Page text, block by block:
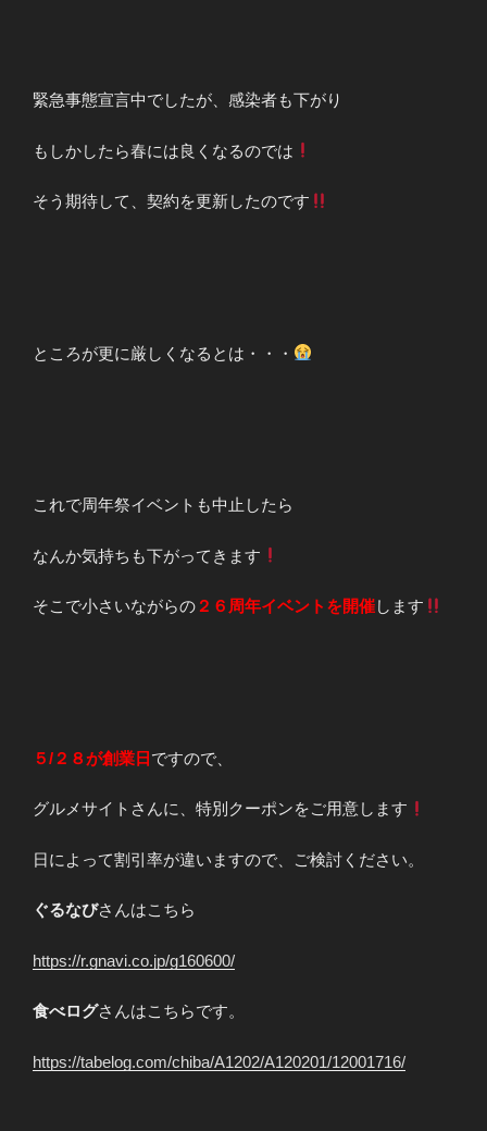
緊急事態宣言中でしたが、感染者も下がり
もしかしたら春には良くなるのでは
そう期待して、契約を更新したのです
ところが更に厳しくなるとは・・・
これで周年祭イベントも中止したら
なんか気持ちも下がってきます
そこで小さいながらの ２６周年イベントを開催します
５/２８が創業日 ですので、
グルメサイトさんに、特別クーポンをご用意します
日によって割引率が違いますので、ご検討ください。
ぐるなびさんはこちら
https://r.gnavi.co.jp/g160600/
食べログさんはこちらです。
https://tabelog.com/chiba/A1202/A120201/12001716/